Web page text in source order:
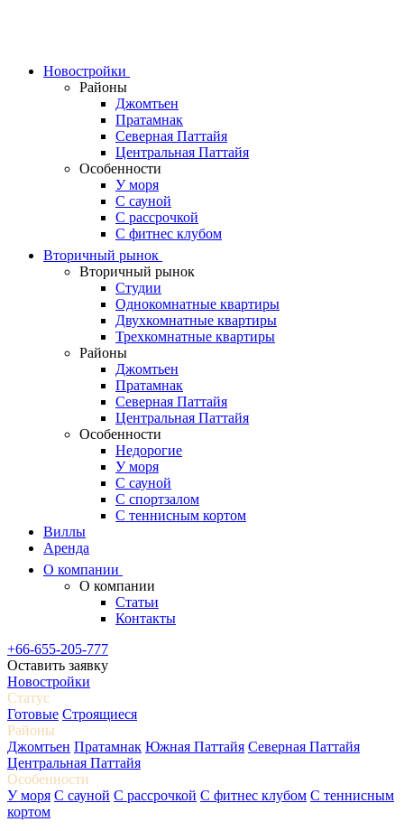
Новостройки
Районы
Джомтьен
Пратамнак
Северная Паттайя
Центральная Паттайя
Особенности
У моря
С сауной
С рассрочкой
С фитнес клубом
Вторичный рынок
Вторичный рынок
Студии
Однокомнатные квартиры
Двухкомнатные квартиры
Трехкомнатные квартиры
Районы
Джомтьен
Пратамнак
Северная Паттайя
Центральная Паттайя
Особенности
Недорогие
У моря
С сауной
С спортзалом
С теннисным кортом
Виллы
Аренда
О компании
О компании
Статьи
Контакты
+66-655-205-777
Оставить заявку
Новостройки
Статус
Готовые Строящиеся
Районы
Джомтьен Пратамнак Южная Паттайя Северная Паттайя
Центральная Паттайя
Особенности
У моря С сауной С рассрочкой С фитнес клубом С теннисным
кортом